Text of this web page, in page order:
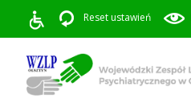
Reset ustawień